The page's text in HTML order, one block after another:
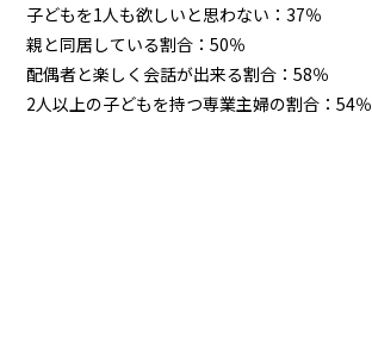
子どもを1人も欲しいと思わない：37％
親と同居している割合：50％
配偶者と楽しく会話が出来る割合：58％
2人以上の子どもを持つ専業主婦の割合：54％